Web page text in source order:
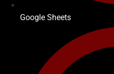
Google Sheets